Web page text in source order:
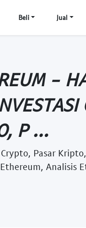
Beli Jual
-
P ...
Pasar
Analisis